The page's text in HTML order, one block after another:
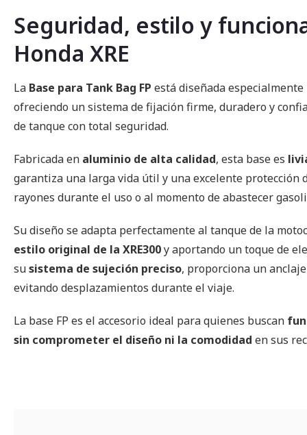
Seguridad, estilo y
Honda XRE
La Base para Tank Bag FP está diseñada
ofreciendo un sistema de fijación firme, duradero y
de tanque con total seguridad.
Fabricada en aluminio de alta calidad, esta base es
garantiza una larga vida útil y una excelente protección
rayones durante el uso o al momento de abastecer
Su diseño se adapta perfectamente al tanque de la
estilo original de la XRE300y aportando un toque de
susistema de sujeción preciso, proporciona un
evitando desplazamientos durante el viaje.
La base FP es el accesorio ideal para quienes buscan
sin comprometer el diseño ni la comodidad en sus